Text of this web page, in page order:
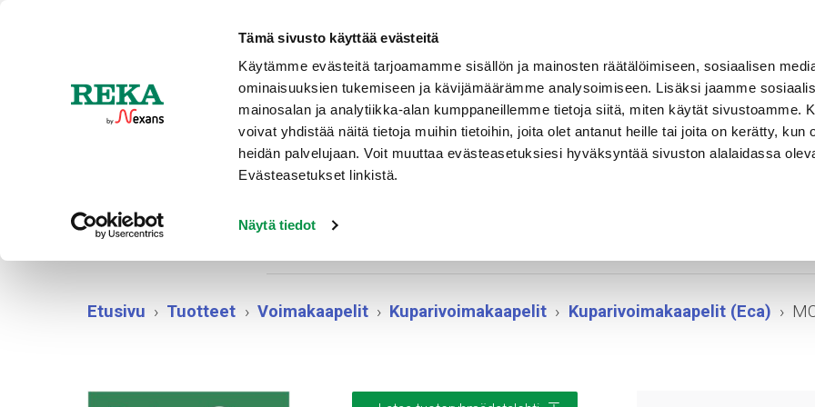
Tämä sivusto käyttää evästeitä
Käytämme evästeitä tarjoamamme sisällön ja mainosten räätälöimiseen, sosiaalisen
ominaisuuksien tukemiseen ja kävijämäärämme analysoimiseen. Lisäksi jaamme
mainosalan ja analytiikka-alan kumppaneillemme tietoja siitä, miten käytät sivustoamme.
voivat yhdistää näitä tietoja muihin tietoihin, joita olet antanut heille tai joita on kerätty, kun
heidän palvelujaan. Voit muuttaa evästeasetuksiesi hyväksyntää sivuston alalaidassa
Evästeasetukset linkistä.
Näytä tiedot
Ajankohtaista Vastuullisuus
TUOTTEET SOVELLUSALUEET KELAHALLINTA
Etusivu Tuotteet Voimakaapelit Kuparivoimakaapelit Kuparivoimakaapelit (Eca)